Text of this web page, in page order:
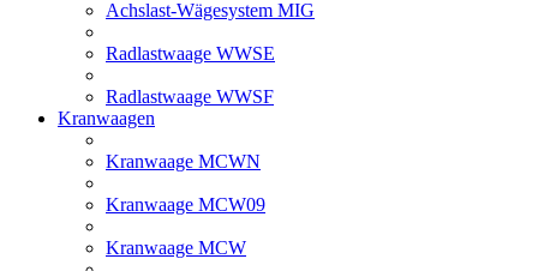
Achslast-Wägesystem MIG
Radlastwaage WWSE
Radlastwaage WWSF
Kranwaagen
Kranwaage MCWN
Kranwaage MCW09
Kranwaage MCW